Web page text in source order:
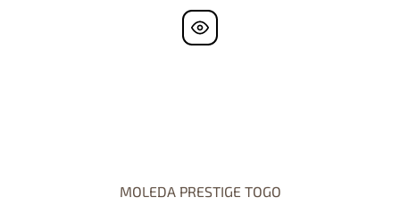
MOLEDA PRESTIGE TOGO